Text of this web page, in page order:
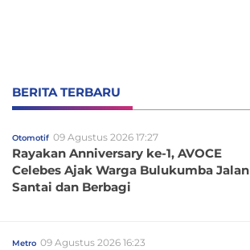
BERITA TERBARU
Otomotif 09 Agustus 2026 17:27
Rayakan Anniversary ke-1, AVOCE
Celebes Ajak Warga Bulukumba Jalan
Santai dan Berbagi
Metro 09 Agustus 2026 16:23